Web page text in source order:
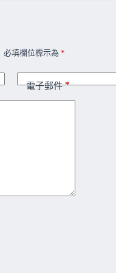
必填欄位標示為 *
電子郵件*